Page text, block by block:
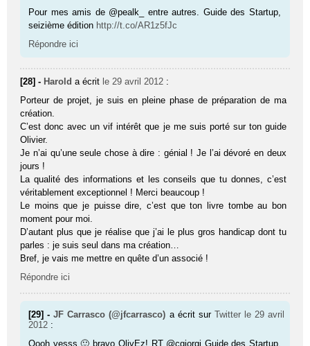
Pour mes amis de @pealk_ entre autres. Guide des Startup,
seizième édition http://t.co/AR1z5fJc
Répondre ici
[28] - Harold a écrit le 29 avril 2012 :
Porteur de projet, je suis en pleine phase de préparation de ma
création.
C’est donc avec un vif intérêt que je me suis porté sur ton guide
Olivier.
Je n’ai qu’une seule chose à dire : génial ! Je l’ai dévoré en deux
jours !
La qualité des informations et les conseils que tu donnes, c’est
véritablement exceptionnel ! Merci beaucoup !
Le moins que je puisse dire, c’est que ton livre tombe au bon
moment pour moi.
D’autant plus que je réalise que j’ai le plus gros handicap dont tu
parles : je suis seul dans ma création…
Bref, je vais me mettre en quête d’un associé !
Répondre ici
[29] -JF Carrasco (@jfcarrasco) a écrit sur Twitter le 29 avril
2012 :
Oooh yesss 🙂 bravo OlivEz! RT @cgiorgi Guide des Startup,